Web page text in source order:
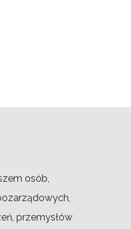
osób,
przemysłów